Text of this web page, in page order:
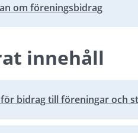
om föreningsbidrag
webbplats, öppnas i nytt
innehåll
för bidrag till föreningar och